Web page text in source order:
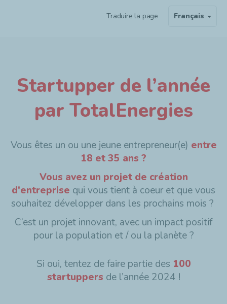
Traduire la page Français
Startupper de l’année
par TotalEnergies
Vous êtes un ou une jeune entrepreneur(e) entre
18 et 35 ans ?
Vous avez un projet de création
d'entreprise qui vous tient à coeur et que vous
souhaitez développer dans les prochains mois ?
C’est un projet innovant, avec un impact positif
pour la population et / ou la planète ?
Si oui, tentez de faire partie des 100
startuppers de l’année 2024 !